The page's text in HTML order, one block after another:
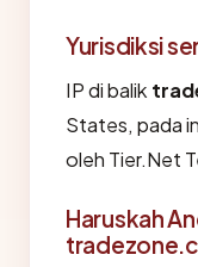
Yurisdiksi
IP di balik
States, pada
oleh Tier.Net
Haruskah